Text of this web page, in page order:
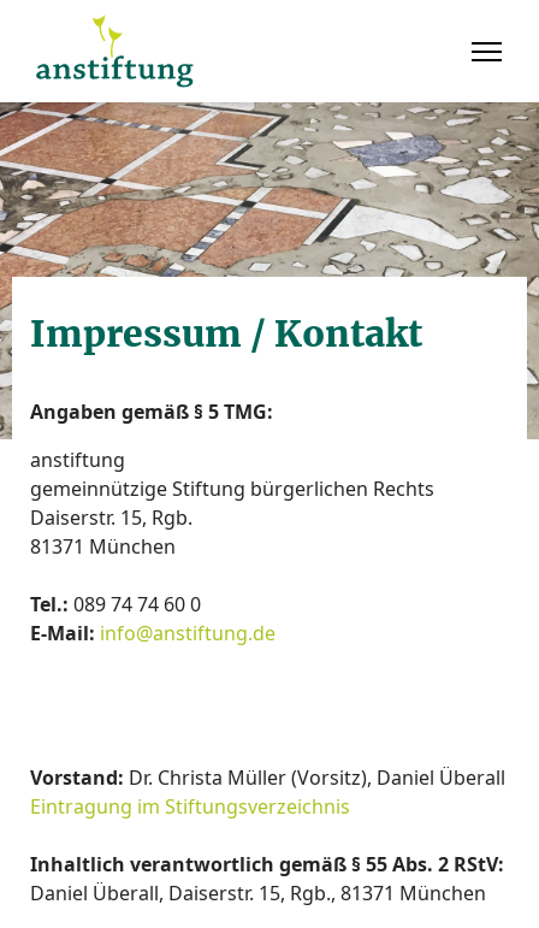
Impressum / Kontakt
Angaben gemäß § 5 TMG:
anstiftung
gemeinnützige Stiftung bürgerlichen Rechts
Daiserstr. 15, Rgb.
81371 München
Tel.: 089 74 74 60 0
E-Mail: info@anstiftung.de
Vorstand: Dr. Christa Müller (Vorsitz), Daniel Überall
Eintragung im Stiftungsverzeichnis
Inhaltlich verantwortlich gemäß § 55 Abs. 2 RStV:
Daniel Überall, Daiserstr. 15, Rgb., 81371 München